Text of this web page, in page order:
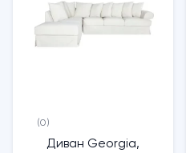
(0)
Диван Georgia,